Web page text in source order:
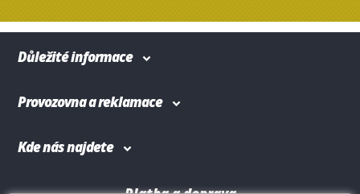
Důležité informace
Provozovna a reklamace
Kde nás najdete